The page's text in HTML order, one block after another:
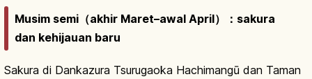
Musim semi（akhir Maret–awal April）：sakura
dan kehijauan baru
Sakura di Dankazura Tsurugaoka Hachimangū dan Taman